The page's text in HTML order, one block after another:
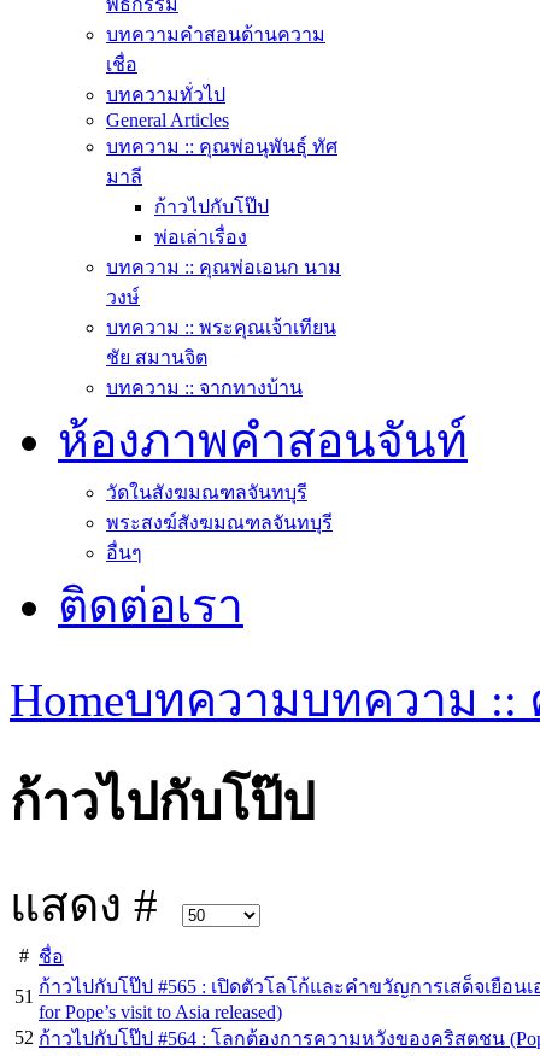
พิธีกรรม
บทความคำสอนด้านความ
เชื่อ
บทความทั่วไป
General Articles
บทความ :: คุณพ่อนุพันธุ์ ทัศ
มาลี
ก้าวไปกับโป๊ป
พ่อเล่าเรื่อง
บทความ :: คุณพ่อเอนก นาม
วงษ์
บทความ :: พระคุณเจ้าเทียน
ชัย สมานจิต
บทความ :: จากทางบ้าน
ห้องภาพคำสอนจันท์
วัดในสังฆมณฑลจันทบุรี
พระสงฆ์สังฆมณฑลจันทบุรี
อื่นๆ
ติดต่อเรา
Homeบทความบทความ
ก้าวไปกับโป๊ป
แสดง #
# ชื่อ
51 ก้าวไปกับโป๊ป #565 : เปิดตัวโลโก้และคำขวัญการเสด็จเยือน
for Pope’s visit to Asia released)
52 ก้าวไปกับโป๊ป #564 : โลกต้องการความหวังของคริสตชน (Pope